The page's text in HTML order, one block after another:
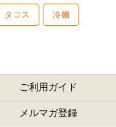
タコス 冷麺
ご利用ガイド
メルマガ登録